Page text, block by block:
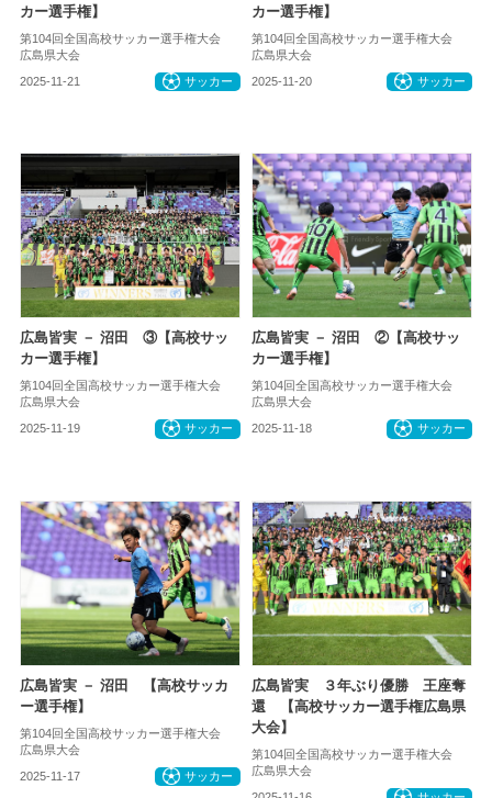
カー選手権】
第104回全国高校サッカー選手権大会
広島県大会
2025-11-21 サッカー
カー選手権】
第104回全国高校サッカー選手権大会
広島県大会
2025-11-20 サッカー
広島皆実 － 沼田 ③【高校サッ
カー選手権】
第104回全国高校サッカー選手権大会
広島県大会
2025-11-19 サッカー
広島皆実 － 沼田 ②【高校サッ
カー選手権】
第104回全国高校サッカー選手権大会
広島県大会
2025-11-18 サッカー
広島皆実 － 沼田 【高校サッカ
ー選手権】
第104回全国高校サッカー選手権大会
広島県大会
2025-11-17 サッカー
広島皆実 ３年ぶり優勝 王座奪
還 【高校サッカー選手権広島県
大会】
第104回全国高校サッカー選手権大会
広島県大会